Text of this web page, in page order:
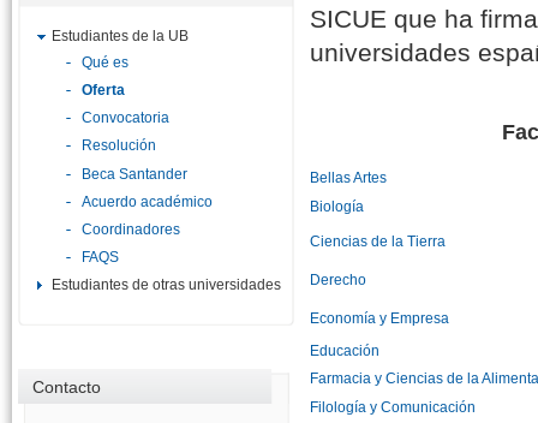
SICUE que ha
universidades
Bellas Artes
Biología
Ciencias de la Tierra
Derecho
Economía y Empresa
Educación
Farmacia y Ciencias de la
Filología y Comunicación
Estudiantes de la UB
Qué es
Oferta
Convocatoria
Resolución
Beca Santander
Acuerdo académico
Coordinadores
FAQS
Estudiantes de otras universidades
Contacto